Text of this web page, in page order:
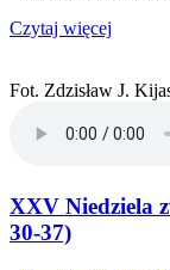
Czytaj więcej
Fot. Zdzisław J.
XXV Niedziela
30-37)